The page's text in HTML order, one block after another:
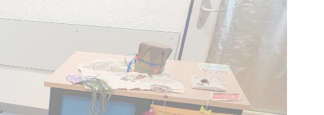
Das Team
Erklärfilme
Registrierung für Institutionen
Kontakt